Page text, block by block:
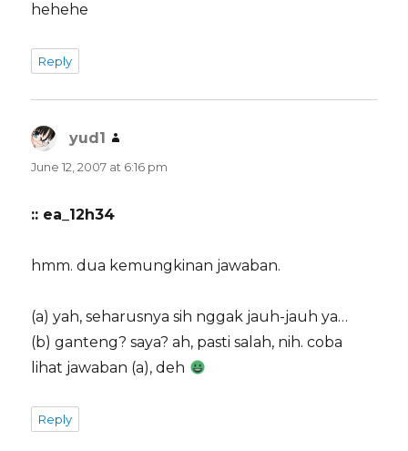
hehehe
Reply
yud1
June 12, 2007 at 6:16 pm
:: ea_12h34
hmm. dua kemungkinan jawaban.
(a) yah, seharusnya sih nggak jauh-jauh ya…
(b) ganteng? saya? ah, pasti salah, nih. coba
lihat jawaban (a), deh
Reply